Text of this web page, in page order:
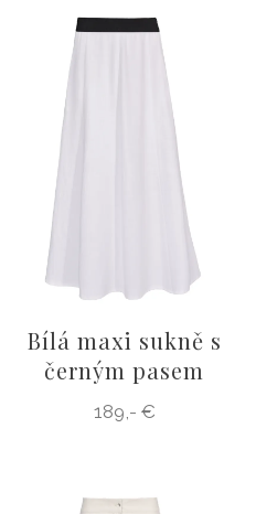
Bílá maxi sukně s
černým pasem
189,- €